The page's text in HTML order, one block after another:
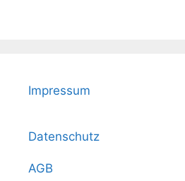
Impressum
Datenschutz
AGB